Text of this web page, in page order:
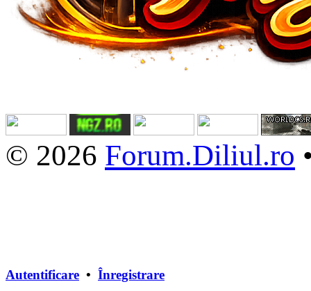
© 2026 Forum.Diliul.ro
Autentificare • Înregistrare